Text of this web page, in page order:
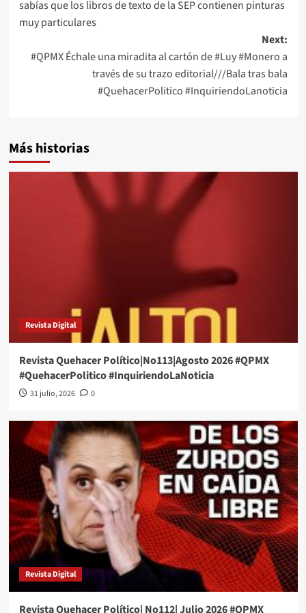
navigation
sabías que los libros de texto de la SEP contienen pinturas
muy particulares
Next:
#QPMX Échale una miradita al cartón de #Luy #Monero a
través de su trazo editorial///Bala tras bala
#QuehacerPolitico #InquiriendoLanoticia
Más historias
Revista Digital
Revista Quehacer Político|No113|Agosto 2026 #QPMX
#QuehacerPolitico #InquiriendoLaNoticia
31 julio, 2026 0
Revista Digital
Revista Quehacer Político| No112| Julio 2026 #QPMX